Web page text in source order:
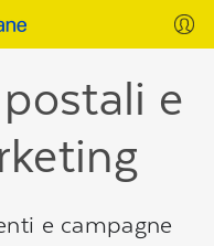
e
e campagne